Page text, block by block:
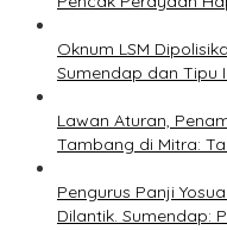
Oknum LSM
Sumendap dan Tipu
Lawan Aturan,
Tambang di Mitra:
Pengurus Panji
Dilantik. Sumendap: